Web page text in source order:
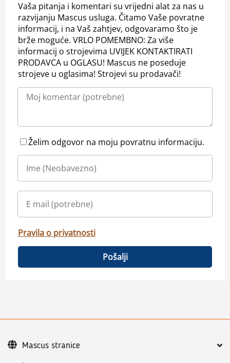
Vaša pitanja i komentari su vrijedni alat za nas u
razvijanju Mascus usluga. Čitamo Vaše povratne
informacij, i na Vaš zahtjev, odgovaramo što je
brže moguće. VRLO POMEMBNO: Za više
informacij o strojevima UVIJEK KONTAKTIRATI
PRODAVCA u OGLASU! Mascus ne poseduje
strojeve u oglasima! Strojevi su prodavači!
Želim odgovor na moju povratnu informaciju.
Pravila o privatnosti
Pošalji
Mascus stranice